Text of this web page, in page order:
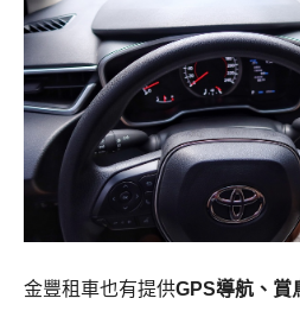
金豐租車也有提供GPS導航、賞